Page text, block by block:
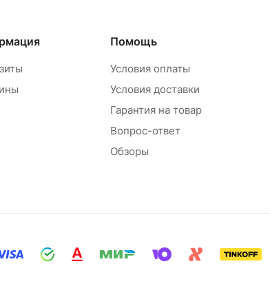
Помощь
Условия оплаты
Условия доставки
Гарантия на товар
Вопрос-ответ
Обзоры